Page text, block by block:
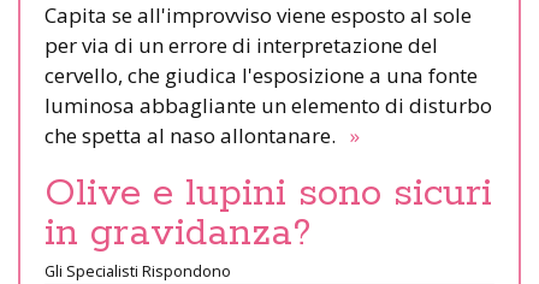
Capita se all'improvviso viene esposto al sole
per via di un errore di interpretazione del
cervello, che giudica l'esposizione a una fonte
luminosa abbagliante un elemento di disturbo
che spetta al naso allontanare. »
Olive e lupini sono sicuri
in gravidanza?
Gli Specialisti Rispondono